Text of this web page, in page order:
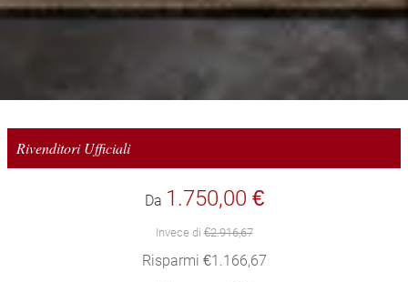
Rivenditori Ufficiali
Da 1.750,00 €
Invece di€2.916,67
Risparmi €1.166,67